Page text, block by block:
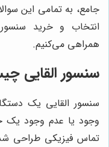
جامع، به تمامی این
انتخاب و خرید
همراهی می‌کنیم.
سنسور القایی
سنسور القایی یک
وجود یا عدم وجود یک
تماس فیزیکی طراحی